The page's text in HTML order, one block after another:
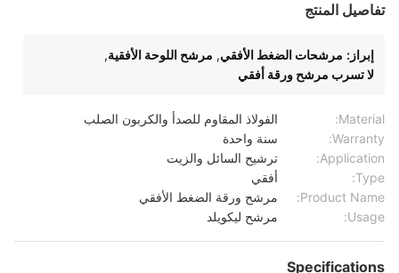
تفاصيل المنتج
إبراز: مرشحات الضغط الأفقي, مرشح اللوحة الأفقية,
لا تسرب مرشح ورقة أفقي
Material:
الفولاذ المقاوم للصدأ والكربون الصلب
Warranty:
سنة واحدة
Application:
ترشيح السائل والزيت
Type:
أفقي
Product Name:
مرشح ورقة الضغط الأفقي
Usage:
مرشح ليكويلد
Specifications